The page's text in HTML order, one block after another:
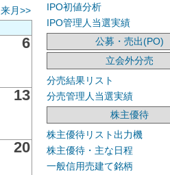
来月>>
6
13
20
IPO初値分析
IPO管理人当選実績
公募・売出(PO)
立会外分売
分売結果リスト
分売管理人当選実績
株主優待
株主優待リスト出力機
株主優待・主な日程
一般信用売建て銘柄